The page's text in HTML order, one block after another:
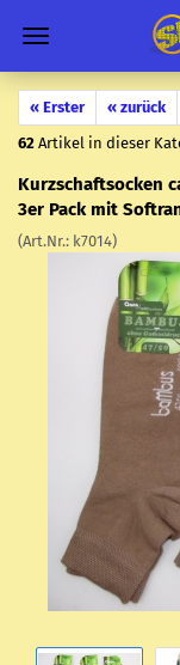
« Erster « zurück
62 Artikel in dieser
Kurz­schaftso­cken
3er Pack mit
(Art.Nr.: k7014)